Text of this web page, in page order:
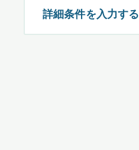
詳細条件を入力する